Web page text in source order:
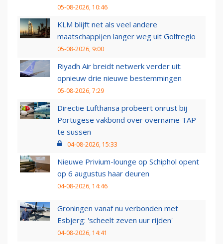
05-08-2026, 10:46
KLM blijft net als veel andere
maatschappijen langer weg uit Golfregio
05-08-2026, 9:00
Riyadh Air breidt netwerk verder uit:
opnieuw drie nieuwe bestemmingen
05-08-2026, 7:29
Directie Lufthansa probeert onrust bij
Portugese vakbond over overname TAP
te sussen
04-08-2026, 15:33
Nieuwe Privium-lounge op Schiphol opent
op 6 augustus haar deuren
04-08-2026, 14:46
Groningen vanaf nu verbonden met
Esbjerg: 'scheelt zeven uur rijden'
04-08-2026, 14:41